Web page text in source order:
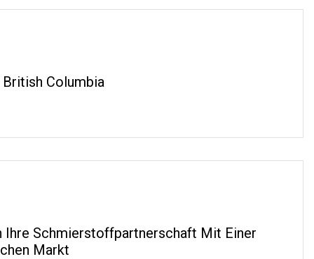
Columbia
Ihre Schmierstoffpartnerschaft Mit Einer
Markt